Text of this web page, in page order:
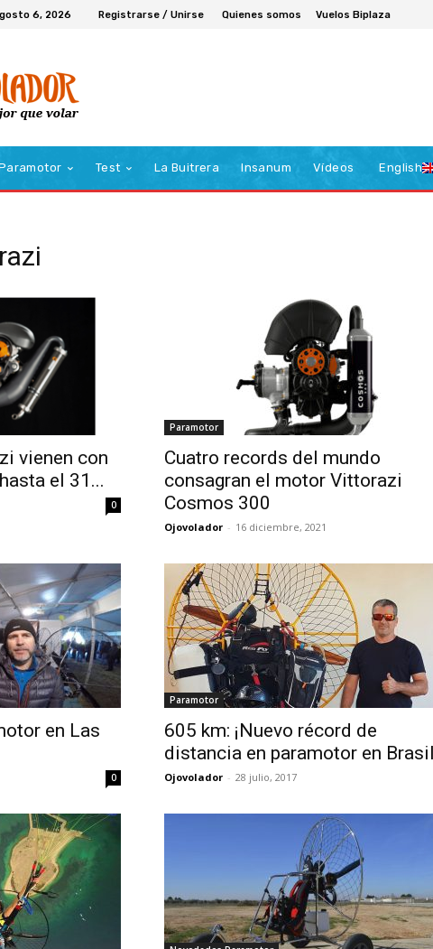
6, 2026 Registrarse / Unirse Quienes somos Vuelos Biplaza
Test La Buitrera Insanum Vídeos English
vienen con
el 31...
0
Paramotor
Cuatro records del mundo
consagran el motor Vittorazi
Cosmos 300
Ojovolador - 16 diciembre, 2021
en Las
0
Paramotor
605 km: ¡Nuevo récord de
distancia en paramotor en
Ojovolador - 28 julio, 2017